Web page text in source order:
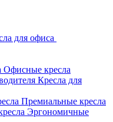
для офиса
Офисные кресла
Кресла для
Премиальные кресла
Эргономичные